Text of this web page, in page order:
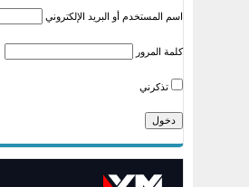
اسم المستخدم أو البريد الإلكتروني
كلمة المرور
تذكرني